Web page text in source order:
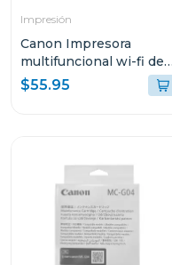
Impresión
Canon Impresora
multifuncional wi-fi de
cartuchos de tinta 3610
$55.95